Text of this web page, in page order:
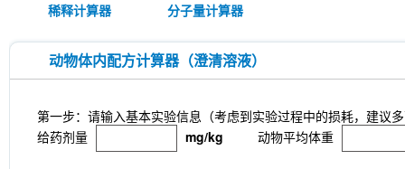
稀释计算器 分子量计算器
动物体内配方计算器（澄清溶液）
第一步：请输入基本实验信息（考虑到实验过程中的损耗，建议
给药剂量
mg/kg 动物平均体重